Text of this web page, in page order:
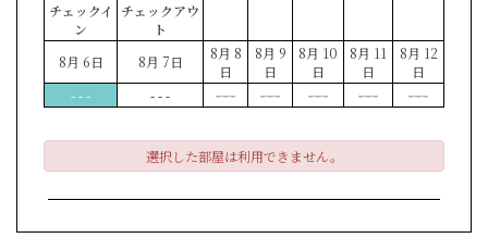
チェックイ
ン
チェックアウ
ト
8月 6日
8月 7日
8月 8
日
8月 9
日
8月 10
日
8月 11
日
8月 12
日
- - -
- - - - - - - - - - - - - - - - - -
選択した部屋は利用できません。